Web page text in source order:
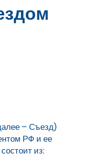
– Съезд)
РФ и ее
из: